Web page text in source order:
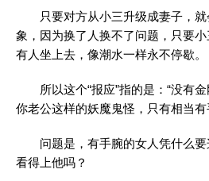
只要对方从小三升级成妻子，
象，因为换了人换不了问题，只要
有人坐上去，像潮水一样永不停歇。
所以这个“报应”指的是：“没有
你老公这样的妖魔鬼怪，只有相当有
问题是，有手腕的女人凭什么
看得上他吗？